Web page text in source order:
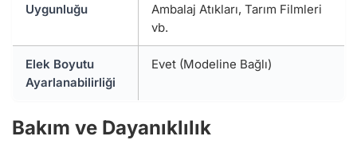
Uygunluğu
Ambalaj Atıkları, Tarım Filmleri
vb.
Elek Boyutu
Ayarlanabilirliği
Evet (Modeline Bağlı)
Bakım ve Dayanıklılık